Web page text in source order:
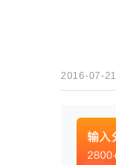
2016-07-21